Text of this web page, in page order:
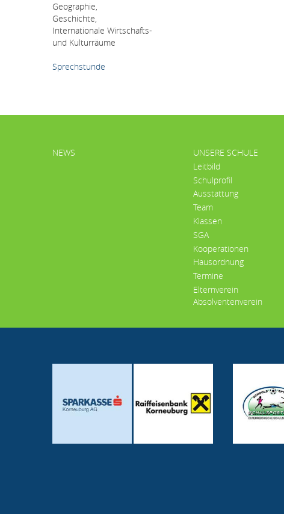
Geographie,
Geschichte,
Internationale Wirtschafts-
und Kulturräume
Sprechstunde
HAUPTMENÜ
NEWS
UNSERE SCHULE
Leitbild
Schulprofil
Ausstattung
Team
Klassen
SGA
Kooperationen
Hausordnung
Termine
Elternverein
Absolventenverein